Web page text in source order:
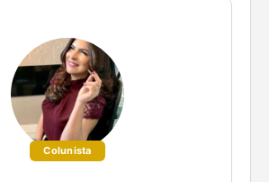
Colunista